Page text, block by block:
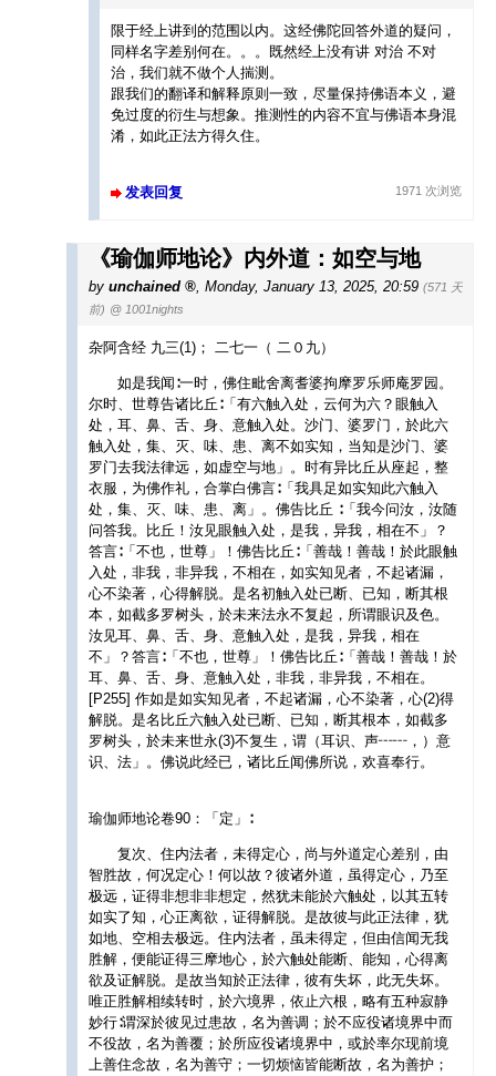
限于经上讲到的范围以内。这经佛陀回答外道的疑问，
同样名字差别何在。。。既然经上没有讲 对治 不对
治，我们就不做个人揣测。
跟我们的翻译和解释原则一致，尽量保持佛语本义，避
免过度的衍生与想象。推测性的内容不宜与佛语本身混
淆，如此正法方得久住。
发表回复 1971 次浏览
《瑜伽师地论》内外道：如空与地
by unchained Monday, January 13, 2025, 20:59 (571 天
前) @ 1001nights
杂阿含经 九三(1)； 二七一（ 二０九）
如是我闻∶一时，佛住毗舍离耆婆拘摩罗乐师庵罗园。
尔时、世尊告诸比丘∶「有六触入处，云何为六？眼触入
处，耳、鼻、舌、身、意触入处。沙门、婆罗门，於此六
触入处，集、灭、味、患、离不如实知，当知是沙门、婆
罗门去我法律远，如虚空与地」。时有异比丘从座起，整
衣服，为佛作礼，合掌白佛言∶「我具足如实知此六触入
处，集、灭、味、患、离」。佛告比丘 ∶「我今问汝，汝随
问答我。比丘！汝见眼触入处，是我，异我，相在不」？
答言∶「不也，世尊」！佛告比丘∶「善哉！善哉！於此眼触
入处，非我，非异我，不相在，如实知见者，不起诸漏，
心不染著，心得解脱。是名初触入处已断、已知，断其根
本，如截多罗树头，於未来法永不复起，所谓眼识及色。
汝见耳、鼻、舌、身、意触入处，是我，异我，相在
不」？答言∶「不也，世尊」！佛告比丘∶「善哉！善哉！於
耳、鼻、舌、身、意触入处，非我，非异我，不相在。
[P255] 作如是如实知见者，不起诸漏，心不染著，心(2)得
解脱。是名比丘六触入处已断、已知，断其根本，如截多
罗树头，於未来世永(3)不复生，谓（耳识、声┅┅，）意
识、法」。佛说此经已，诸比丘闻佛所说，欢喜奉行。
瑜伽师地论卷90：「定」∶
复次、住内法者，未得定心，尚与外道定心差别，由
智胜故，何况定心！何以故？彼诸外道，虽得定心，乃至
极远，证得非想非非想定，然犹未能於六触处，以其五转
如实了知，心正离欲，证得解脱。是故彼与此正法律，犹
如地、空相去极远。住内法者，虽未得定，但由信闻无我
胜解，便能证得三摩地心，於六触处能断、能知，心得离
欲及证解脱。是故当知於正法律，彼有失坏，此无失坏。
唯正胜解相续转时，於六境界，依止六根，略有五种寂静
妙行∶谓深於彼见过患故，名为善调；於不应役诸境界中而
不役故，名为善覆；於所应役诸境界中，或於率尔现前境
上善住念故，名为善守；一切烦恼皆能断故，名为善护；